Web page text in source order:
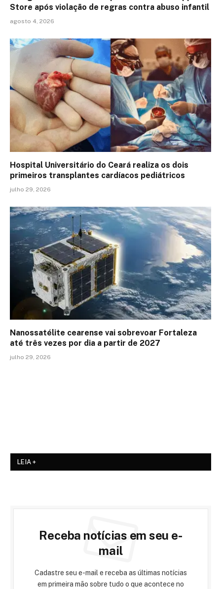
Store após violação de regras contra abuso infantil
agosto 4, 2026
Hospital Universitário do Ceará realiza os dois
primeiros transplantes cardíacos pediátricos
julho 29, 2026
Nanossatélite cearense vai sobrevoar Fortaleza
até três vezes por dia a partir de 2027
julho 29, 2026
LEIA +
Receba notícias em seu e-
mail
Cadastre seu e-mail e receba as últimas notícias
em primeira mão sobre tudo o que acontece no